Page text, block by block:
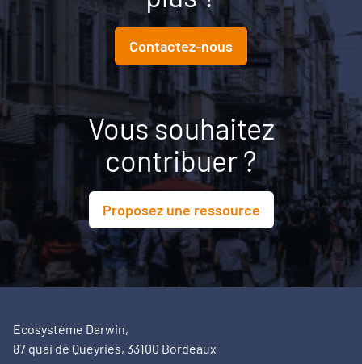
aux conditions nécessaires pour transformer une
ambition politique en projet territorial.
Contactez-nous
Vous souhaitez
contribuer ?
Proposez une ressource
Ecosystème Darwin,
87 quai de Queyries, 33100 Bordeaux